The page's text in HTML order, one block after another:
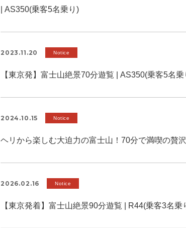
| AS350(乗客5名乗り)
2023.11.20 Notice
【東京発】富士山絶景70分遊覧 | AS350(乗客5名乗
2024.10.15 Notice
ヘリから楽しむ大迫力の富士山！70分で満喫の贅
2026.02.16 Notice
【東京発着】富士山絶景90分遊覧 | R44(乗客3名乗